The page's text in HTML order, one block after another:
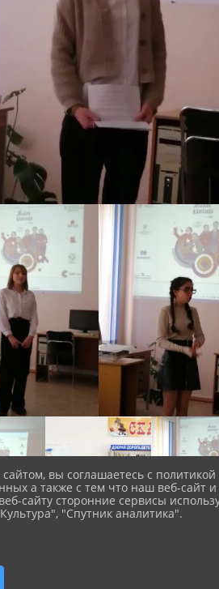
вы соглашаетесь с политикой
а также с тем что наш веб-сайт и
сайту сторонние сервисы
"Спутник аналитика".